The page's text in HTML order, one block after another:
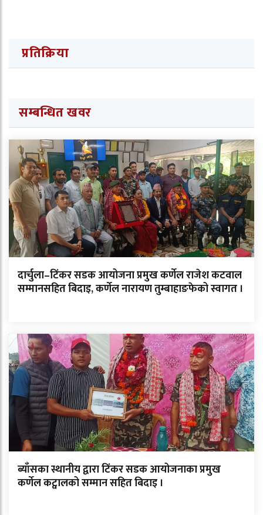
प्रतिक्रिया
सम्बन्धित खवर
दार्चुला–टिंकर सडक आयोजना प्रमुख कर्णेल राजेश कटवाल
सम्मानसहित बिदाइ, कर्णेल नारायण तुम्बाहाङफेको स्वागत ।
ब्याँसका स्थानीय द्वारा टिंकर सडक आयोजनाका प्रमुख
कर्णेल कट्वालको सम्मान सहित बिदाइ ।